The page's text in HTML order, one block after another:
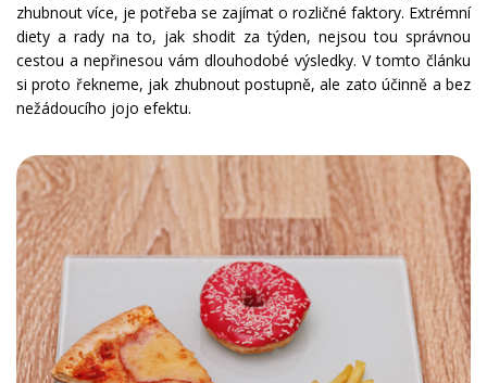
zhubnout více, je potřeba se zajímat o rozličné faktory. Extrémní
diety a rady na to, jak shodit za týden, nejsou tou správnou
cestou a nepřinesou vám dlouhodobé výsledky. V tomto článku
si proto řekneme, jak zhubnout postupně, ale zato účinně a bez
nežádoucího jojo efektu.